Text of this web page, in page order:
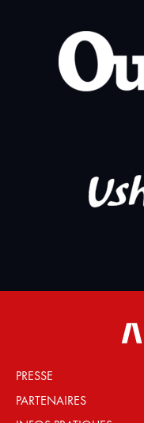
PRESSE
PARTENAIRES